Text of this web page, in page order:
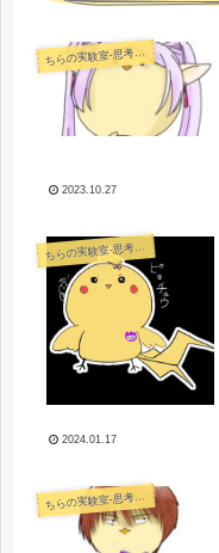
ちらの実験室-思考・失敗談・リアルタイム実況等を発信します-
2023.10.27
ちらの実験室-思考・失敗談・リアルタイム実況等を発信します-
2024.01.17
ちらの実験室-思考・失敗談・リアルタイム実況等を発信します-